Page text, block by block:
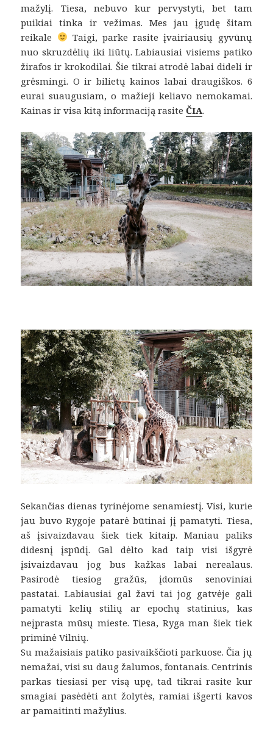
mažylį. Tiesa, nebuvo kur pervystyti, bet tam
puikiai tinka ir vežimas. Mes jau įgudę šitam
reikale
Taigi, parke rasite įvairiausių gyvūnų
nuo skruzdėlių iki liūtų. Labiausiai visiems patiko
žirafos ir krokodilai. Šie tikrai atrodė labai dideli ir
grėsmingi. O ir bilietų kainos labai draugiškos. 6
eurai suaugusiam, o mažieji keliavo nemokamai.
Kainas ir visa kitą informaciją rasiteČIA.
Sekančias dienas tyrinėjome senamiestį. Visi, kurie
jau buvo Rygoje patarė būtinai jį pamatyti. Tiesa,
aš įsivaizdavau šiek tiek kitaip. Maniau paliks
didesnį įspūdį. Gal dėlto kad taip visi išgyrė
įsivaizdavau jog bus kažkas labai nerealaus.
Pasirodė tiesiog gražūs, įdomūs senoviniai
pastatai. Labiausiai gal žavi tai jog gatvėje gali
pamatyti kelių stilių ar epochų statinius, kas
neįprasta mūsų mieste. Tiesa, Ryga man šiek tiek
priminė Vilnių.
Su mažaisiais patiko pasivaikščioti parkuose. Čia jų
nemažai, visi su daug žalumos, fontanais. Centrinis
parkas tiesiasi per visą upę, tad tikrai rasite kur
smagiai pasėdėti ant žolytės, ramiai išgerti kavos
ar pamaitinti mažylius.